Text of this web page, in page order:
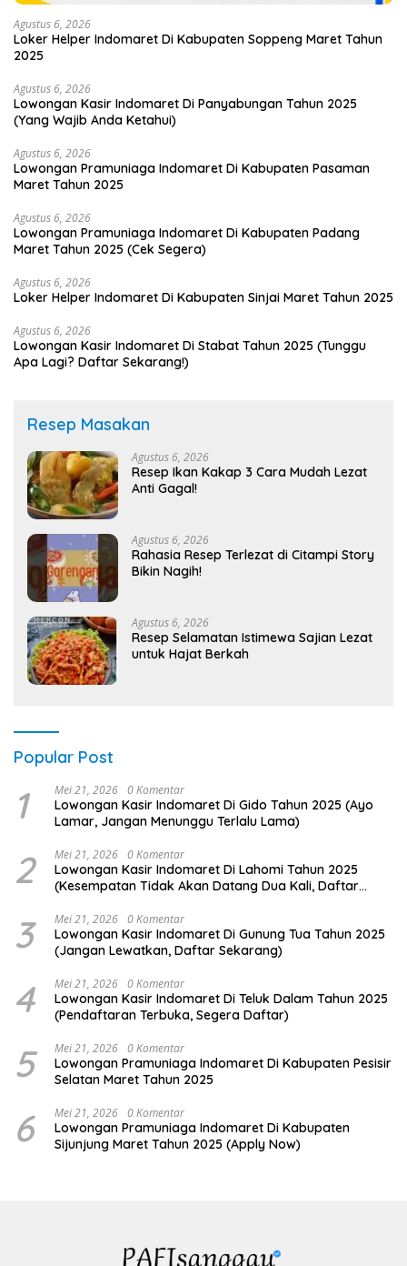
Agustus 6, 2026
Loker Helper Indomaret Di Kabupaten Soppeng Maret Tahun
2025
Agustus 6, 2026
Lowongan Kasir Indomaret Di Panyabungan Tahun 2025
(Yang Wajib Anda Ketahui)
Agustus 6, 2026
Lowongan Pramuniaga Indomaret Di Kabupaten Pasaman
Maret Tahun 2025
Agustus 6, 2026
Lowongan Pramuniaga Indomaret Di Kabupaten Padang
Maret Tahun 2025 (Cek Segera)
Agustus 6, 2026
Loker Helper Indomaret Di Kabupaten Sinjai Maret Tahun 2025
Agustus 6, 2026
Lowongan Kasir Indomaret Di Stabat Tahun 2025 (Tunggu
Apa Lagi? Daftar Sekarang!)
Resep Masakan
Agustus 6, 2026
Resep Ikan Kakap 3 Cara Mudah Lezat
Anti Gagal!
Agustus 6, 2026
Rahasia Resep Terlezat di Citampi Story
Bikin Nagih!
Agustus 6, 2026
Resep Selamatan Istimewa Sajian Lezat
untuk Hajat Berkah
Popular Post
1 Mei 21, 2026 0 Komentar
Lowongan Kasir Indomaret Di Gido Tahun 2025 (Ayo
Lamar, Jangan Menunggu Terlalu Lama)
2 Mei 21, 2026 0 Komentar
Lowongan Kasir Indomaret Di Lahomi Tahun 2025
(Kesempatan Tidak Akan Datang Dua Kali, Daftar
3 Mei 21, 2026 0 Komentar
Lowongan Kasir Indomaret Di Gunung Tua Tahun 2025
(Jangan Lewatkan, Daftar Sekarang)
4 Mei 21, 2026 0 Komentar
Lowongan Kasir Indomaret Di Teluk Dalam Tahun 2025
(Pendaftaran Terbuka, Segera Daftar)
5 Mei 21, 2026 0 Komentar
Lowongan Pramuniaga Indomaret Di Kabupaten Pesisir
Selatan Maret Tahun 2025
6 Mei 21, 2026 0 Komentar
Lowongan Pramuniaga Indomaret Di Kabupaten
Sijunjung Maret Tahun 2025 (Apply Now)